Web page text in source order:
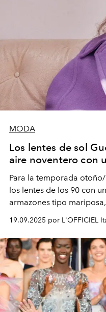
MODA
Los lentes de sol
aire noventero con
Para la temporada
los lentes de los 90 con
armazones tipo
modelos metálicos
elegantes monturas de
que nunca pierde
19.09.2025 por L'OFFICIEL